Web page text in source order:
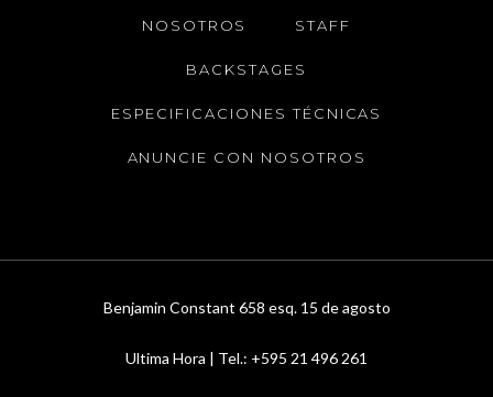
NOSOTROS STAFF
BACKSTAGES
ESPECIFICACIONES TÉCNICAS
ANUNCIE CON NOSOTROS
Benjamin Constant 658 esq. 15 de agosto
Ultima Hora | Tel.: +595 21 496 261